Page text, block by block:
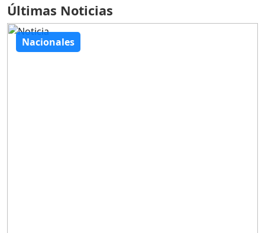
Últimas Noticias
Nacionales